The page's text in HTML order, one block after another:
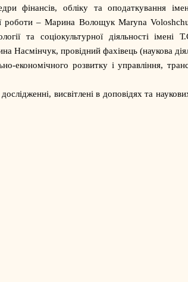
фінансів, обліку та оподаткування
роботи – Марина Волощук Maryna
та соціокультурної діяльності імені
Насмінчук, провідний фахівець (наукова
економічного розвитку і управління,
висвітлені в доповідях та